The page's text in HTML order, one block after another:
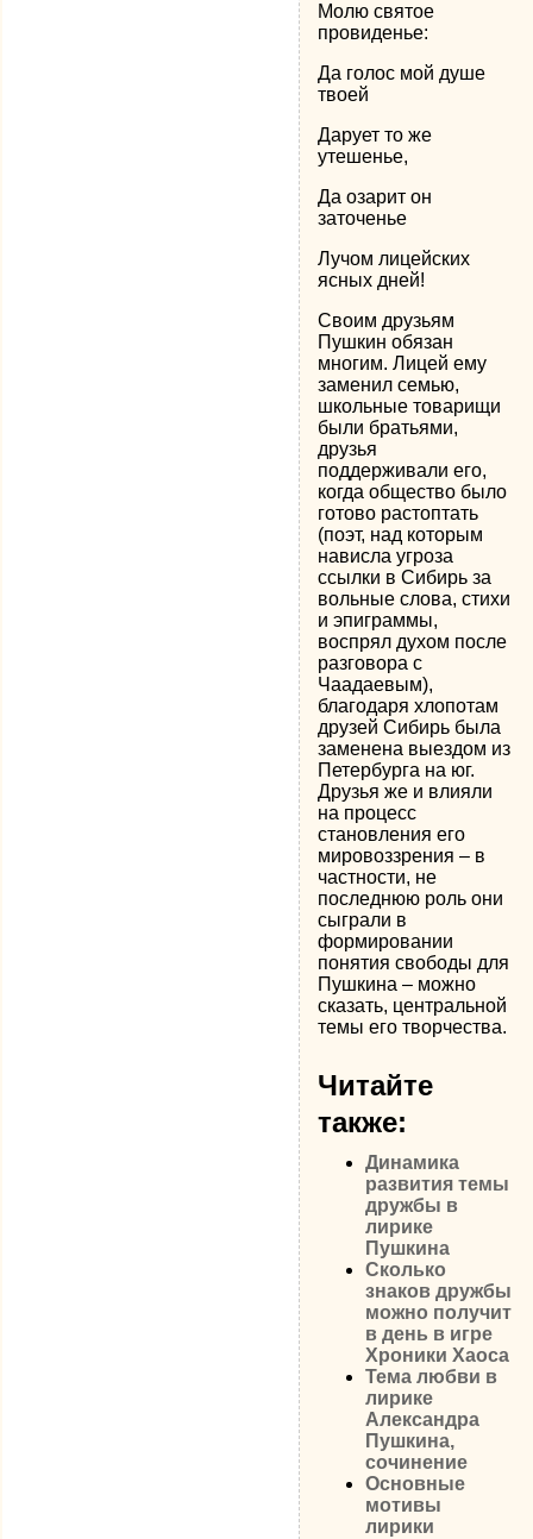
Молю святое
провиденье:
Да голос мой душе
твоей
Дарует то же
утешенье,
Да озарит он
заточенье
Лучом лицейских
ясных дней!
Своим друзьям
Пушкин обязан
многим. Лицей ему
заменил семью,
школьные товарищи
были братьями,
друзья
поддерживали его,
когда общество было
готово растоптать
(поэт, над которым
нависла угроза
ссылки в Сибирь за
вольные слова, стихи
и эпиграммы,
воспрял духом после
разговора с
Чаадаевым),
благодаря хлопотам
друзей Сибирь была
заменена выездом из
Петербурга на юг.
Друзья же и влияли
на процесс
становления его
мировоззрения – в
частности, не
последнюю роль они
сыграли в
формировании
понятия свободы для
Пушкина – можно
сказать, центральной
темы его творчества.
Читайте
также:
Динамика
развития темы
дружбы в
лирике
Пушкина
Сколько
знаков дружбы
можно получит
в день в игре
Хроники Хаоса
Тема любви в
лирике
Александра
Пушкина,
сочинение
Основные
мотивы
лирики